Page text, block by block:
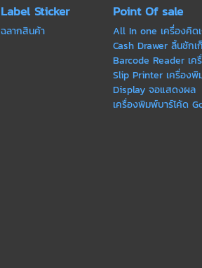
Label Sticker
ฉลากสินค้า
Point Of sale
All In one เครื่องคิด
Cash Drawer ลิ้นชักเ
Barcode Reader เค
Slip Printer เครื่องพิ
Display จอแสดงผล
เครื่องพิมพ์บาร์โค้ด